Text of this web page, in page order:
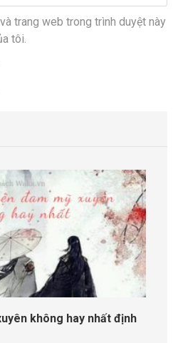
trang web trong trình duyệt này
tôi.
không hay nhất định